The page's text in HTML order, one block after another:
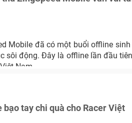
Mobile đã có một buổi offline
sôi động. Đây là offline lần đầu tiên
Nam.
tay chi quà cho Racer Việt